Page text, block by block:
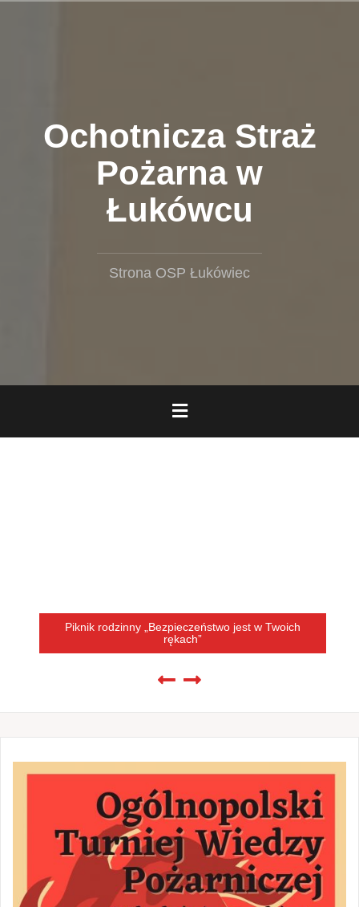
Ochotnicza Straż
Pożarna w
Łukówcu
Strona OSP Łukówiec